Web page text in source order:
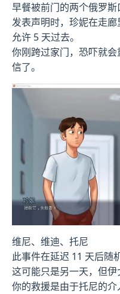
早餐被前门的两个俄罗
发表声明时，珍妮在走廊
允许 5 天过去。
你刚跨过家门，恐吓就
信了。
维尼、维迪、托尼
此事件在延迟 11 天后随
这可能只是另一天，但伊
你的救援是由于托尼的